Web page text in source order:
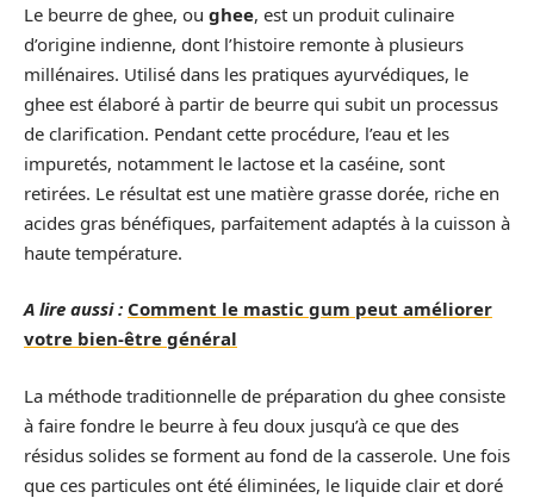
Le beurre de ghee, ou ghee, est un produit culinaire
d’origine indienne, dont l’histoire remonte à plusieurs
millénaires. Utilisé dans les pratiques ayurvédiques, le
ghee est élaboré à partir de beurre qui subit un processus
de clarification. Pendant cette procédure, l’eau et les
impuretés, notamment le lactose et la caséine, sont
retirées. Le résultat est une matière grasse dorée, riche en
acides gras bénéfiques, parfaitement adaptés à la cuisson à
haute température.
A lire aussi : Comment le mastic gum peut améliorer
votre bien-être général
La méthode traditionnelle de préparation du ghee consiste
à faire fondre le beurre à feu doux jusqu’à ce que des
résidus solides se forment au fond de la casserole. Une fois
que ces particules ont été éliminées, le liquide clair et doré